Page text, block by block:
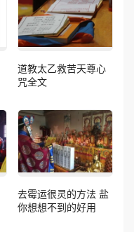
道教太乙救苦天尊心
咒全文
去霉运很灵的方法 盐
你想想不到的好用